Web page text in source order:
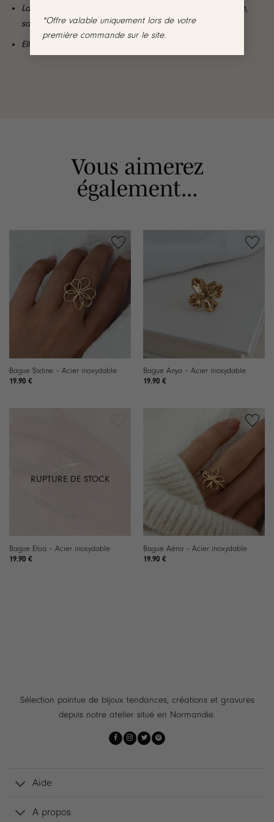
*Offre valable uniquement lors de votre
première commande sur le site.
La bague Néora est garantie sans nickel, sans cadmium,
sans sel de plomb
Elle résiste à l’eau et ne noircit pas
Vous aimerez
également...
Bague Sixtine – Acier inoxydable
19.90 €
Bague Anya – Acier inoxydable
19.90 €
RUPTURE DE STOCK
Bague Eloa – Acier inoxydable
19.90 €
Bague Aéna – Acier inoxydable
19.90 €
Sélection pointue de bijoux tendances, créations et gravures
depuis notre atelier situé en Normandie.
Aide
A propos